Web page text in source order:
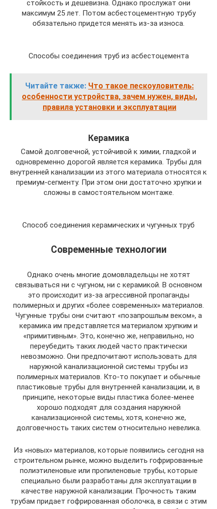
стойкость и дешевизна. Однако прослужат они
максимум 25 лет. Потом асбестоцементную трубу
обязательно придется менять из-за износа.
Способы соединения труб из асбестоцемента
Читайте также: Что такое пескоуловитель:
особенности устройства, зачем нужен, виды,
правила установки и эксплуатации
Керамика
Самой долговечной, устойчивой к химии, гладкой и
одновременно дорогой является керамика. Трубы для
внутренней канализации из этого материала относятся к
премиум-сегменту. При этом они достаточно хрупки и
сложны в самостоятельном монтаже.
Способ соединения керамических и чугунных труб
Современные технологии
Однако очень многие домовладельцы не хотят
связываться ни с чугуном, ни с керамикой. В основном
это происходит из-за агрессивной пропаганды
полимерных и других «более современных» материалов.
Чугунные трубы они считают «позапрошлым веком», а
керамика им представляется материалом хрупким и
«примитивным». Это, конечно же, неправильно, но
переубедить таких людей часто практически
невозможно. Они предпочитают использовать для
наружной канализационной системы трубы из
полимерных материалов. Кто-то покупает и обычные
пластиковые трубы для внутренней канализации, и, в
принципе, некоторые виды пластика более-менее
хорошо подходят для создания наружной
канализационной системы, хотя, конечно же,
долговечность таких систем относительно невелика.
Из «новых» материалов, которые появились сегодня на
строительном рынке, можно выделить гофрированные
полиэтиленовые или пропиленовые трубы, которые
специально были разработаны для эксплуатации в
качестве наружной канализации. Прочность таким
трубам придает гофрированная оболочка, в связи с этим